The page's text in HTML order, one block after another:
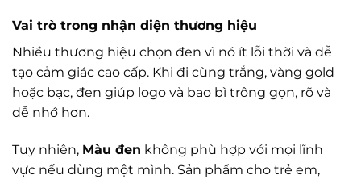
Vai trò trong nhận diện thương hiệu
Nhiều thương hiệu chọn đen vì nó ít lỗi thời và dễ
tạo cảm giác cao cấp. Khi đi cùng trắng, vàng gold
hoặc bạc, đen giúp logo và bao bì trông gọn, rõ và
dễ nhớ hơn.
Tuy nhiên, Màu đen không phù hợp với mọi lĩnh
vực nếu dùng một mình. Sản phẩm cho trẻ em,